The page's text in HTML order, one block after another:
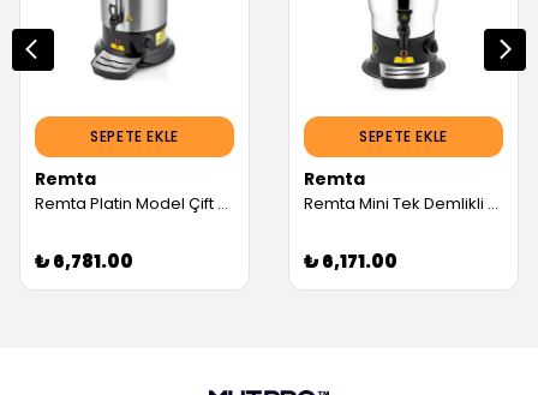
SEPETE EKLE
Remta
Remta Platin Model Çift Demlikli Çay Makinesi, 17 L (Servis Garantili)
₺ 6,781.00
SEPETE EKLE
Remta
Remta Mini Tek Demlikli Çay Makinesi 5 lt (Servis Garantili)
₺ 6,171.00